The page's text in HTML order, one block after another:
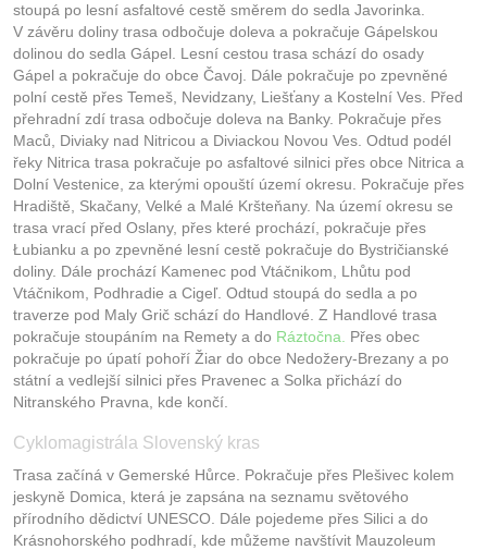
stoupá po lesní asfaltové cestě směrem do sedla Javorinka.
V závěru doliny trasa odbočuje doleva a pokračuje Gápelskou
dolinou do sedla Gápel. Lesní cestou trasa schází do osady
Gápel a pokračuje do obce Čavoj. Dále pokračuje po zpevněné
polní cestě přes Temeš, Nevidzany, Liešťany a Kostelní Ves. Před
přehradní zdí trasa odbočuje doleva na Banky. Pokračuje přes
Maců, Diviaky nad Nitricou a Diviackou Novou Ves. Odtud podél
řeky Nitrica trasa pokračuje po asfaltové silnici přes obce Nitrica a
Dolní Vestenice, za kterými opouští území okresu. Pokračuje přes
Hradiště, Skačany, Velké a Malé Kršteňany. Na území okresu se
trasa vrací před Oslany, přes které prochází, pokračuje přes
Łubianku a po zpevněné lesní cestě pokračuje do Bystričianské
doliny. Dále prochází Kamenec pod Vtáčnikom, Lhůtu pod
Vtáčnikom, Podhradie a Cigeľ. Odtud stoupá do sedla a po
traverze pod Maly Grič schází do Handlové. Z Handlové trasa
pokračuje stoupáním na Remety a do Ráztočna.
Přes obec
pokračuje po úpatí pohoří Žiar do obce Nedožery-Brezany a po
státní a vedlejší silnici přes Pravenec a Solka přichází do
Nitranského Pravna, kde končí.
Cyklomagistrála Slovenský kras
Trasa začíná v Gemerské Hůrce. Pokračuje přes Plešivec kolem
jeskyně Domica, která je zapsána na seznamu světového
přírodního dědictví UNESCO. Dále pojedeme přes Silici a do
Krásnohorského podhradí, kde můžeme navštívit Mauzoleum